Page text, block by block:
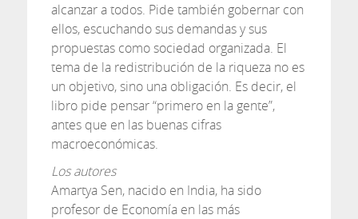
alcanzar a todos. Pide también gobernar con
ellos, escuchando sus demandas y sus
propuestas como sociedad organizada. El
tema de la redistribución de la riqueza no es
un objetivo, sino una obligación. Es decir, el
libro pide pensar “primero en la gente”,
antes que en las buenas cifras
macroeconómicas.
Los autores
Amartya Sen, nacido en India, ha sido
profesor de Economía en las más